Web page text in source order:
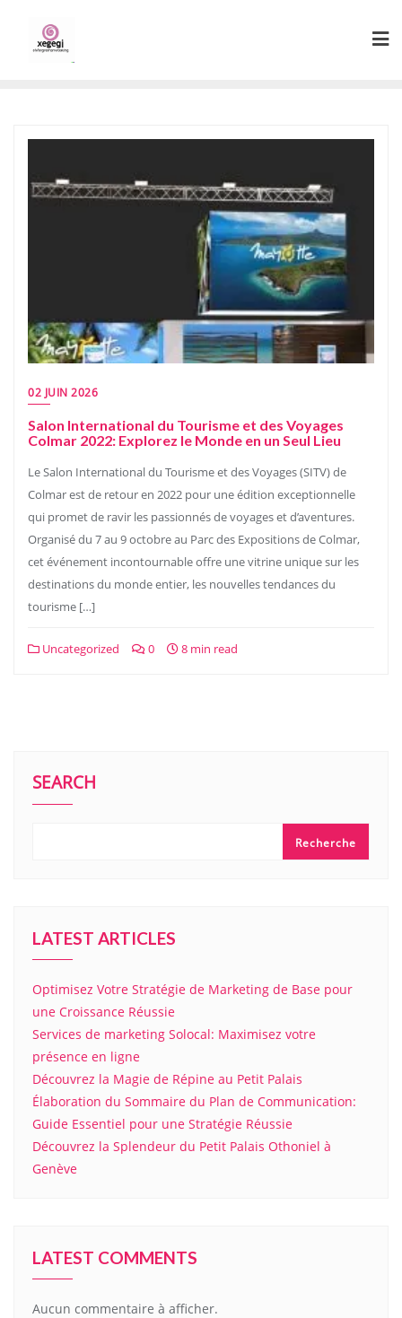
content
02 JUIN 2026
Salon International du Tourisme et des Voyages
Colmar 2022: Explorez le Monde en un Seul Lieu
Le Salon International du Tourisme et des Voyages (SITV) de
Colmar est de retour en 2022 pour une édition exceptionnelle
qui promet de ravir les passionnés de voyages et d’aventures.
Organisé du 7 au 9 octobre au Parc des Expositions de Colmar,
cet événement incontournable offre une vitrine unique sur les
destinations du monde entier, les nouvelles tendances du
tourisme […]
Uncategorized 0 8 min read
SEARCH
Recherche
LATEST ARTICLES
Optimisez Votre Stratégie de Marketing de Base pour
une Croissance Réussie
Services de marketing Solocal: Maximisez votre
présence en ligne
Découvrez la Magie de Répine au Petit Palais
Élaboration du Sommaire du Plan de Communication:
Guide Essentiel pour une Stratégie Réussie
Découvrez la Splendeur du Petit Palais Othoniel à
Genève
LATEST COMMENTS
Aucun commentaire à afficher.